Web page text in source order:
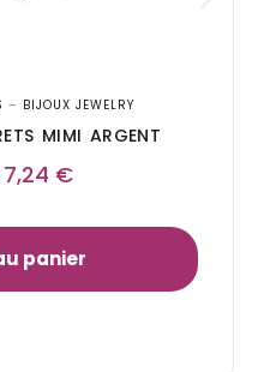
– BIJOUX JEWELRY
MIMI ARGENT
7,24 €
panier